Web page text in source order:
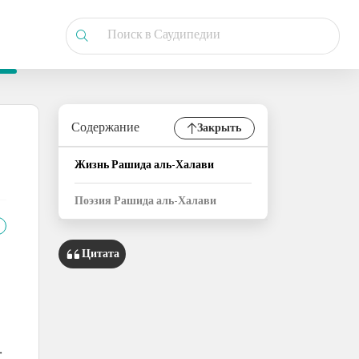
Содержание Закрыть
Жизнь Рашида аль-Халави
Поэзия Рашида аль-Халави
Цитата